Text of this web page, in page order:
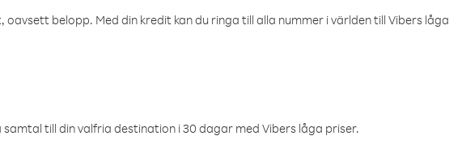
belopp. Med din kredit kan du ringa till alla nummer i världen till Vibers låga
till din valfria destination i 30 dagar med Vibers låga priser.